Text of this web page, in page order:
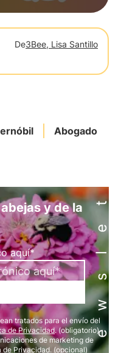
De3Bee, Lisa Santillo
AbogadoNewsletter
y de la
aquí*
tratados para el envío del
de Privacidad. (obligatorio)
de marketing de
de Privacidad. (opcional)